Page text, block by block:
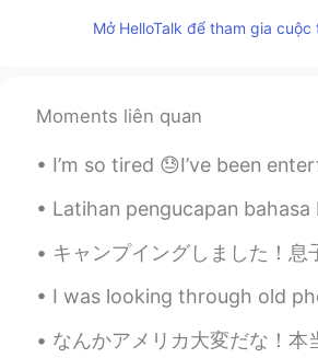
gtj2017
ったのに^^
Ucchy
JP EN
こういう時は「隠し味に
Mở HelloTalk để tham gia cuộc
Moments liên quan
I’m so tired 😓I’ve been entertaining family from Australia and they
Latihan pengucapan bahasa Indonesia 🇮🇩 Indonesian pronunciation
キャンプイングしました！息子は初めてでした、僕は10年ぐらいぶりでした。本当に楽しかったです。自然を楽しみました。息子は虫を捕まえて楽し
I was looking through old photos of when I went to California for a
なんかアメリカ大変だな！本当に恥ずかしい。アメリカにコロナは大変だけどみんな外で一緒に歩いてる。マスクしてないし、ソーシャルデイスタン